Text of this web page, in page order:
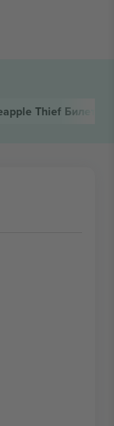
Thief Билети